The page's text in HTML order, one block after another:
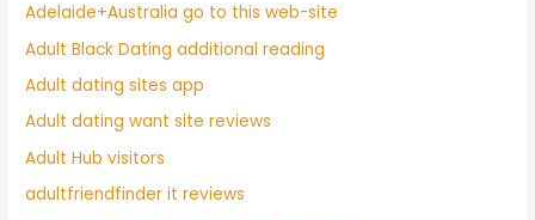
Adelaide+Australia go to this web-site
Adult Black Dating additional reading
Adult dating sites app
Adult dating want site reviews
Adult Hub visitors
adultfriendfinder it reviews